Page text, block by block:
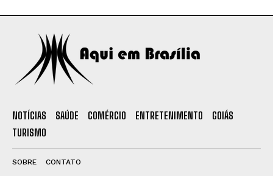
NOTÍCIAS SAÚDE COMÉRCIO ENTRETENIMENTO
GOIÁS
TURISMO
SOBRE CONTATO